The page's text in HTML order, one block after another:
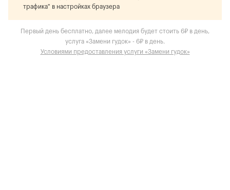
трафика" в настройках браузера
Первый день бесплатно, далее мелодия будет стоить 6₽ в день,
услуга «Замени гудок» - 6₽ в день.
Условиями предоставления услуги «Замени гудок»